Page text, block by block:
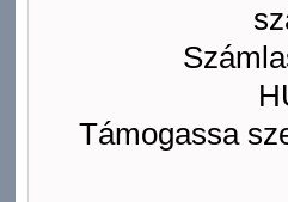
Támogassa